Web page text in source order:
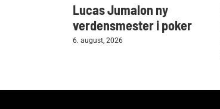
Lucas Jumalon ny
verdensmester i poker
6. august, 2026